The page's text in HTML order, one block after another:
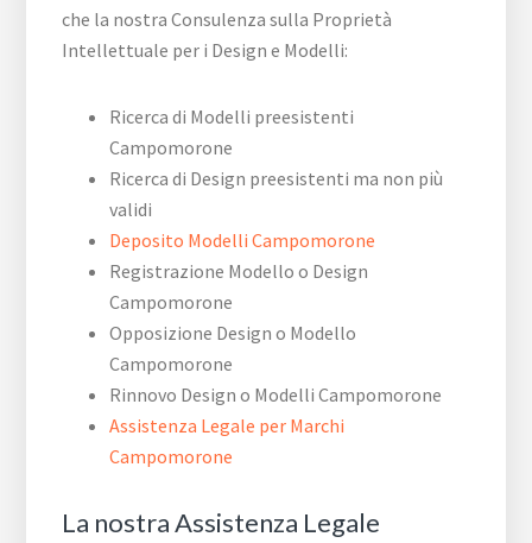
che la nostra Consulenza sulla Proprietà
Intellettuale per i Design e Modelli:
Ricerca di Modelli preesistenti
Campomorone
Ricerca di Design preesistenti ma non più
validi
Deposito Modelli Campomorone
Registrazione Modello o Design
Campomorone
Opposizione Design o Modello
Campomorone
Rinnovo Design o Modelli Campomorone
Assistenza Legale per Marchi
Campomorone
La nostra Assistenza Legale